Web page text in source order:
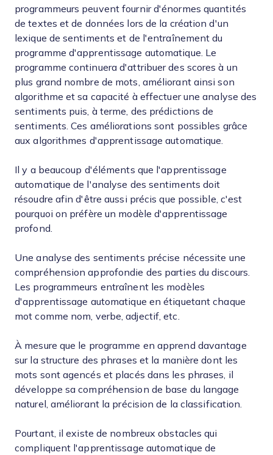
programmeurs peuvent fournir d'énormes quantités
de textes et de données lors de la création d'un
lexique de sentiments et de l'entraînement du
programme d'apprentissage automatique. Le
programme continuera d'attribuer des scores à un
plus grand nombre de mots, améliorant ainsi son
algorithme et sa capacité à effectuer une analyse des
sentiments puis, à terme, des prédictions de
sentiments. Ces améliorations sont possibles grâce
aux algorithmes d'apprentissage automatique.
Il y a beaucoup d'éléments que l'apprentissage
automatique de l'analyse des sentiments doit
résoudre afin d'être aussi précis que possible, c'est
pourquoi on préfère un modèle d'apprentissage
profond.
Une analyse des sentiments précise nécessite une
compréhension approfondie des parties du discours.
Les programmeurs entraînent les modèles
d'apprentissage automatique en étiquetant chaque
mot comme nom, verbe, adjectif, etc.
À mesure que le programme en apprend davantage
sur la structure des phrases et la manière dont les
mots sont agencés et placés dans les phrases, il
développe sa compréhension de base du langage
naturel, améliorant la précision de la classification.
Pourtant, il existe de nombreux obstacles qui
compliquent l'apprentissage automatique de